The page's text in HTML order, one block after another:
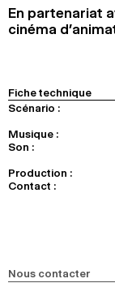
En partenariat
cinéma
Fiche technique
Scénario :
Musique :
Son :
Production :
Contact :
Nous contacter